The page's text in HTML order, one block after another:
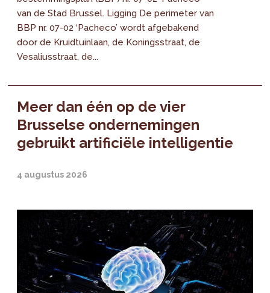
van de Stad Brussel. Ligging De perimeter van
BBP nr. 07-02 ‘Pacheco’ wordt afgebakend
door de Kruidtuinlaan, de Koningsstraat, de
Vesaliusstraat, de...
Meer dan één op de vier
Brusselse ondernemingen
gebruikt artificiële intelligentie
4 augustus 2026